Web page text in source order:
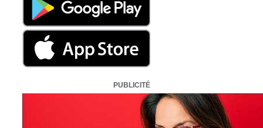
PUBLICITÉ